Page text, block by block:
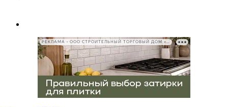
РЕКЛАМА • ООО СТРОИТЕЛЬНЫЙ ТОРГОВЫЙ ДОМ «ПЕТРОВИЧ», ИНН 7802348846